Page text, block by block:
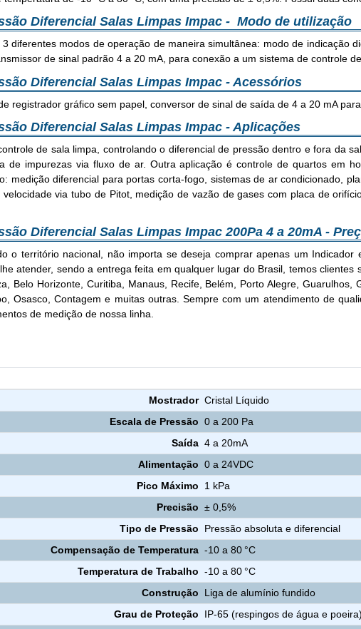
Diferencial Salas Limpas Impac - Modo de utilização
diferentes modos de operação de maneira simultânea: modo de indicação
de sinal padrão 4 a 20 mA, para conexão a um sistema de controle
Diferencial Salas Limpas Impac - Acessórios
registrador gráfico sem papel, conversor de sinal de saída de 4 a 20 mA
Diferencial Salas Limpas Impac - Aplicações
de sala limpa, controlando o diferencial de pressão dentro e fora da
de impurezas via fluxo de ar. Outra aplicação é controle de quartos em
medição diferencial para portas corta-fogo, sistemas de ar condicionado,
via tubo de Pitot, medição de vazão de gases com placa de
Diferencial Salas Limpas Impac 200Pa 4 a 20mA -
o território nacional, não importa se deseja comprar apenas um Indicador
atender, sendo a entrega feita em qualquer lugar do Brasil, temos clientes
Belo Horizonte, Curitiba, Manaus, Recife, Belém, Porto Alegre,
Osasco, Contagem e muitas outras. Sempre com um atendimento de
de medição de nossa linha.
Mostrador Cristal Líquido
Escala de Pressão 0 a 200 Pa
Saída 4 a 20mA
Alimentação 0 a 24VDC
Pico Máximo
1 kPa
Precisão ± 0,5%
Tipo de Pressão
Pressão absoluta e diferencial
Compensação de Temperatura -10 a 80 °C
Temperatura de Trabalho -10 a 80 °C
Construção
Liga de alumínio fundido
Grau de Proteção
IP-65 (respingos de água e